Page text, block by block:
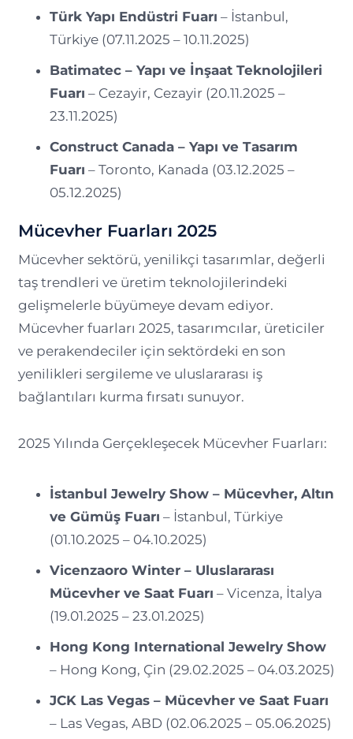
Türk Yapı Endüstri Fuarı – İstanbul,
Türkiye (07.11.2025 – 10.11.2025)
Batimatec – Yapı ve İnşaat Teknolojileri
Fuarı – Cezayir, Cezayir (20.11.2025 –
23.11.2025)
Construct Canada – Yapı ve Tasarım
Fuarı – Toronto, Kanada (03.12.2025 –
05.12.2025)
Mücevher Fuarları 2025
Mücevher sektörü, yenilikçi tasarımlar, değerli
taş trendleri ve üretim teknolojilerindeki
gelişmelerle büyümeye devam ediyor.
Mücevher fuarları 2025, tasarımcılar, üreticiler
ve perakendeciler için sektördeki en son
yenilikleri sergileme ve uluslararası iş
bağlantıları kurma fırsatı sunuyor.
2025 Yılında Gerçekleşecek Mücevher Fuarları:
İstanbul Jewelry Show – Mücevher, Altın
ve Gümüş Fuarı – İstanbul, Türkiye
(01.10.2025 – 04.10.2025)
Vicenzaoro Winter – Uluslararası
Mücevher ve Saat Fuarı – Vicenza, İtalya
(19.01.2025 – 23.01.2025)
Hong Kong International Jewelry Show
– Hong Kong, Çin (29.02.2025 – 04.03.2025)
JCK Las Vegas – Mücevher ve Saat Fuarı
– Las Vegas, ABD (02.06.2025 – 05.06.2025)